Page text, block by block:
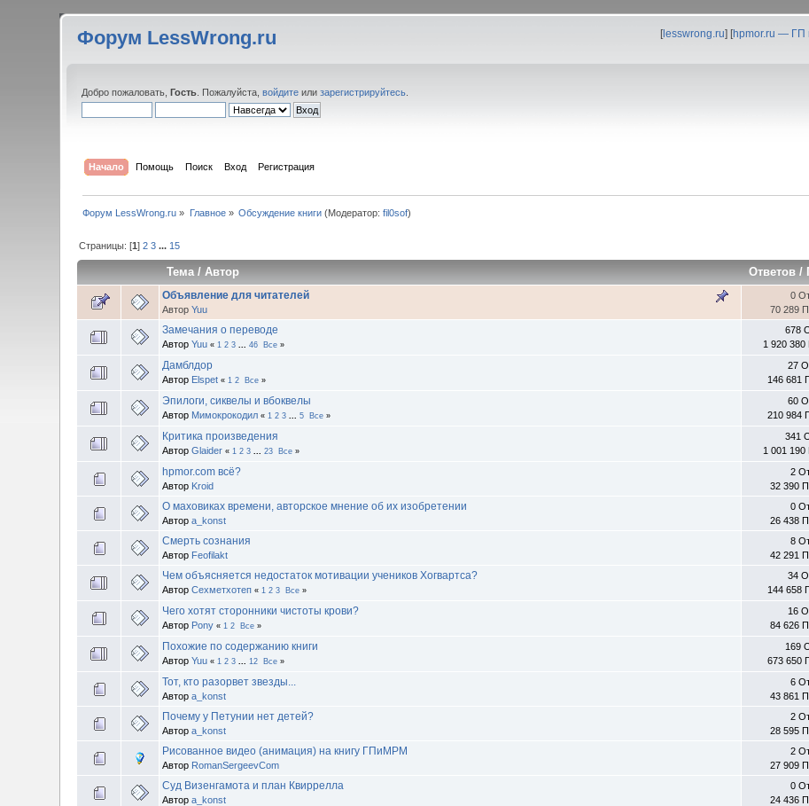
Форум LessWrong.ru [lesswrong.ru] [hpmor.ru —
Добро пожаловать,Гость . Пожалуйста,войдите илизарегистрируйтесь
Начало Помощь Поиск Вход Регистрация
Форум LessWrong.ru » Главное» Обсуждение книги (Модератор:fil0sof)
Страницы: [1]2 3 ... 15
Тема /Автор Ответов /
Объявление для читателей
АвторYuu
0
70 289
Замечания о переводе
АвторYuu « 1 2 3 ...46 Все »
678
1 920
Дамблдор
Автор Elspet « 1 2 Все »
27
146 681
Эпилоги, сиквелы и вбоквелы
Автор Мимокрокодил « 1 2 3 ...5 Все »
60
210 984
Критика произведения
АвторGlaider « 1 2 3 ...23 Все »
341
1 001
hpmor.com всё?
Автор Kroid
2
32 390
О маховиках времени, авторское мнение об их изобретении
Авторa_konst
0
26 438
Смерть сознания
Автор Feofilakt
8
42 291
Чем объясняется недостаток мотивации учеников Хогвартса?
АвторСехметхотеп « 1 2 3 Все »
34
144 658
Чего хотят сторонники чистоты крови?
Автор Pony « 1 2 Все »
16
84 626
Похожие по содержанию книги
АвторYuu « 1 2 3 12 Все »
169
673 650
Тот, кто разорвет звезды...
Авторa_konst
6
43 861
Почему у Петунии нет детей?
Авторa_konst
2
28 595
Рисованное видео (анимация) на книгу ГПиМРМ
Автор RomanSergeevCom
2
27 909
Суд Визенгамота и план Квиррелла
Авторa_konst
0
24 436